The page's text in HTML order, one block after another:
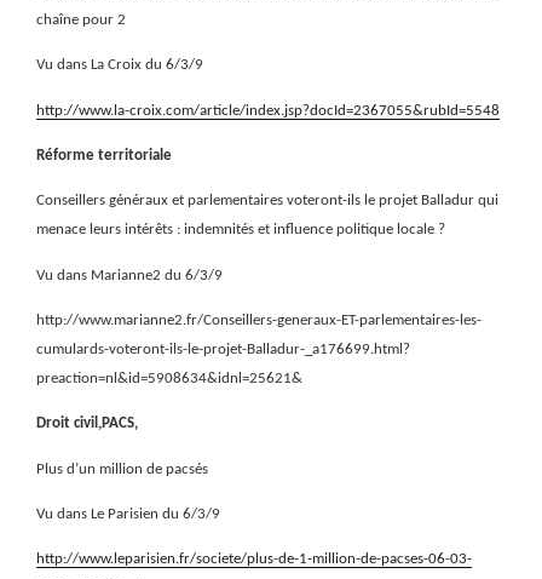
chaîne pour 2
Vu dans La Croix du 6/3/9
http://www.la-croix.com/article/index.jsp?docId=2367055&rubId=5548
Réforme territoriale
Conseillers généraux et parlementaires voteront-ils le projet Balladur qui
menace leurs intérêts : indemnités et influence politique locale ?
Vu dans Marianne2 du 6/3/9
http://www.marianne2.fr/Conseillers-generaux-ET-parlementaires-les-
cumulards-voteront-ils-le-projet-Balladur-_a176699.html?
preaction=nl&id=5908634&idnl=25621&
Droit civil,PACS,
Plus d’un million de pacsés
Vu dans Le Parisien du 6/3/9
http://www.leparisien.fr/societe/plus-de-1-million-de-pacses-06-03-